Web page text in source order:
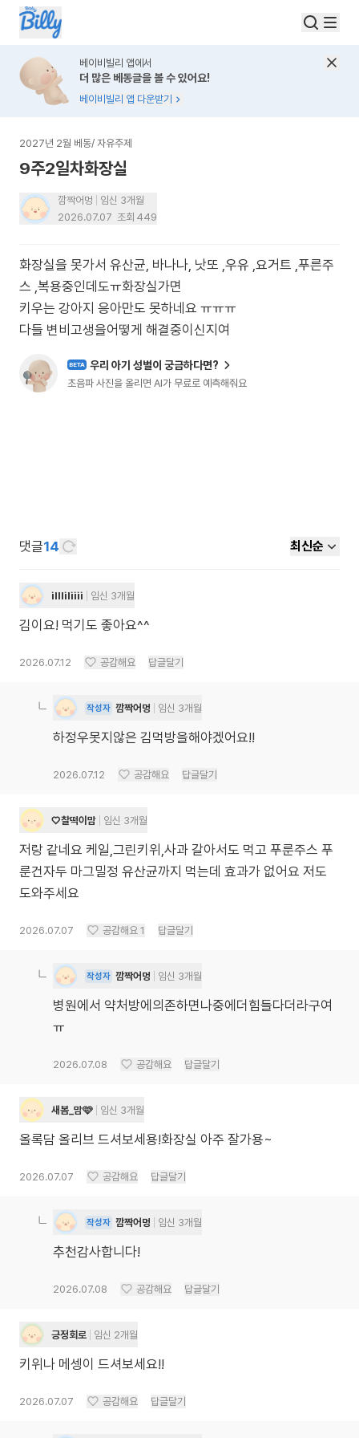
베이비빌리 앱에서
더 많은 베동글을 볼 수 있어요!
베이비빌리 앱 다운받기
2027년 2월 베동/ 자유주제
9주2일차화장실
깜짝어멍
임신 3개월
2026.07.07 조회 449
화장실을 못가서 유산균, 바나나, 낫또 ,우유 ,요거트 ,푸른주
스 ,복용중인데도ㅠ화장실가면
키우는 강아지 응아만도 못하네요 ㅠㅠㅠ
다들 변비고생을어떻게 해결중이신지여
BETA 우리 아기 성별이 궁금하다면?
초음파 사진을 올리면 AI가 무료로 예측해줘요
댓글14 최신순
illliliiii 임신 3개월
김이요! 먹기도 좋아요^^
2026.07.12 공감해요 답글달기
작성자 깜짝어멍 임신 3개월
하정우못지않은 김먹방을해야겠어요!!
2026.07.12 공감해요 답글달기
♡찰떡이맘 임신 3개월
저랑 같네요 케일,그린키위,사과 갈아서도 먹고 푸룬주스 푸
룬건자두 마그밀정 유산균까지 먹는데 효과가 없어요 저도
도와주세요
2026.07.07 공감해요 1 답글달기
작성자 깜짝어멍 임신 3개월
병원에서 약처방에의존하면나중에더힘들다더라구여
ㅠ
2026.07.08 공감해요 답글달기
새봄_맘🩷 임신 3개월
올록담 올리브 드셔보세용!화장실 아주 잘가용~
2026.07.07 공감해요 답글달기
작성자 깜짝어멍 임신 3개월
추천감사합니다!
2026.07.08 공감해요 답글달기
긍정회로 임신 2개월
키위나 메셍이 드셔보세요!!
2026.07.07 공감해요 답글달기